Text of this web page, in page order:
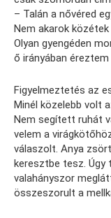
– Talán a nővéred
Nem akarok közétek
Olyan gyengéden
ő irányában
Figyelmeztetés az
Minél közelebb volt
Nem segített ruhát
velem a
válaszolt. Anya
keresztbe tesz. Úgy
valahányszor
összeszorult a